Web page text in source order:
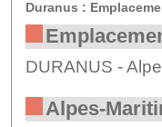
Duranus :
DURANUS -
Alpes-